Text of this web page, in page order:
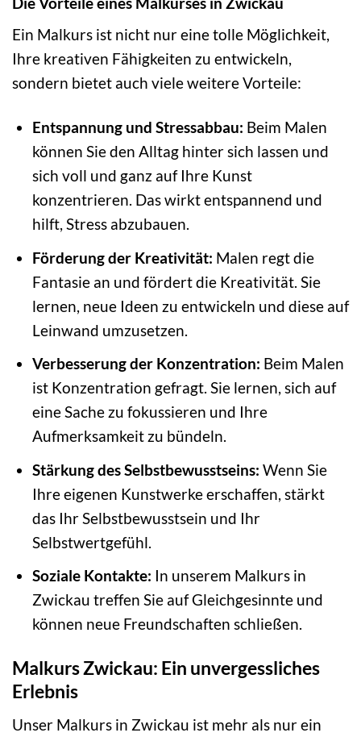
Ein Malkurs ist nicht nur eine tolle Möglichkeit,
Ihre kreativen Fähigkeiten zu entwickeln,
sondern bietet auch viele weitere Vorteile:
Entspannung und Stressabbau: Beim Malen
können Sie den Alltag hinter sich lassen und
sich voll und ganz auf Ihre Kunst
konzentrieren. Das wirkt entspannend und
hilft, Stress abzubauen.
Förderung der Kreativität: Malen regt die
Fantasie an und fördert die Kreativität. Sie
lernen, neue Ideen zu entwickeln und diese auf
Leinwand umzusetzen.
Verbesserung der Konzentration: Beim Malen
ist Konzentration gefragt. Sie lernen, sich auf
eine Sache zu fokussieren und Ihre
Aufmerksamkeit zu bündeln.
Stärkung des Selbstbewusstseins: Wenn Sie
Ihre eigenen Kunstwerke erschaffen, stärkt
das Ihr Selbstbewusstsein und Ihr
Selbstwertgefühl.
Soziale Kontakte: In unserem Malkurs in
Zwickau treffen Sie auf Gleichgesinnte und
können neue Freundschaften schließen.
Malkurs Zwickau: Ein unvergessliches
Erlebnis
Unser Malkurs in Zwickau ist mehr als nur ein